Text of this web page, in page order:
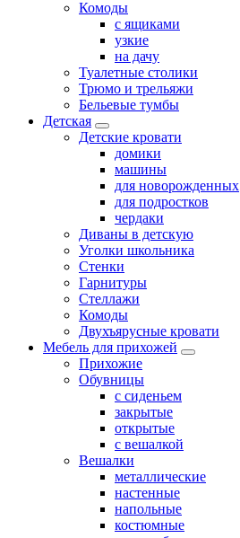
Комоды
с ящиками
узкие
на дачу
Туалетные столики
Трюмо и трельяжи
Бельевые тумбы
Детская
Детские кровати
домики
машины
для новорожденных
для подростков
чердаки
Диваны в детскую
Уголки школьника
Стенки
Гарнитуры
Стеллажи
Комоды
Двухъярусные кровати
Мебель для прихожей
Прихожие
Обувницы
с сиденьем
закрытые
открытые
с вешалкой
Вешалки
металлические
настенные
напольные
костюмные